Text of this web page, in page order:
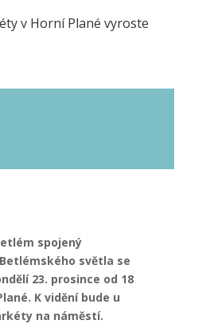
v Horní Plané vyroste
spojený
světla se
23. prosince od 18
K vidění bude u
na náměstí.